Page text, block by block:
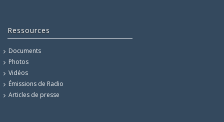
Ressources
Documents
Photos
Vidéos
Émissions de Radio
Articles de presse